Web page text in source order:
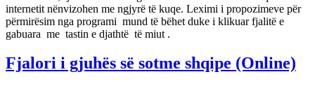
internetit nënvizohen me ngjyrë të kuqe. Leximi i propozimeve për
përmirësim nga programi mund të bëhet duke i klikuar fjalitë e
gabuara me tastin e djathtë të miut .
Fjalori i gjuhës së sotme shqipe (Online)